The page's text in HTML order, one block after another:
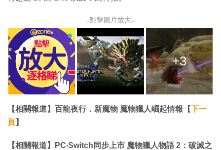
↓點擊圖片放大↓
+3
【相關報道】百龍夜行．新魔物 魔物獵人崛起情報【下一
頁】
【相關報道】PC‧Switch同步上市 魔物獵人物語 2：破滅之